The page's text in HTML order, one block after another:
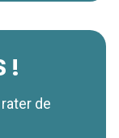
!
de